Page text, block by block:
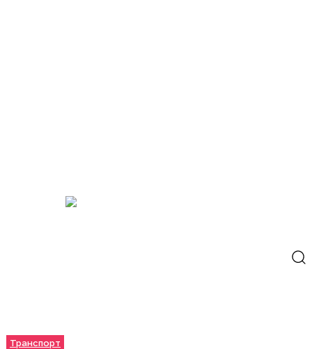
Транспорт